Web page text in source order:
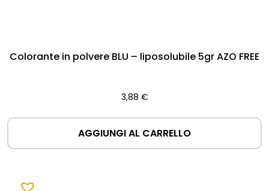
Colorante in polvere BLU – liposolubile 5gr AZO FREE
3,88 €
AGGIUNGI AL CARRELLO